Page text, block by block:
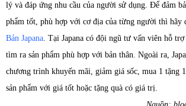
lý và đáp ứng nhu cầu của người sử dụng. Để đảm
phẩm tốt, phù hợp với cơ địa của từng người thì hãy
Bản Japana. Tại Japana có đội ngũ tư vấn viên hỗ
tìm ra sản phẩm phù hợp với bản thân. Ngoài ra,
chương trình khuyến mãi, giảm giá sốc, mua 1 tặng
sản phẩm với giá tốt hoặc tặng quà có giá trị.